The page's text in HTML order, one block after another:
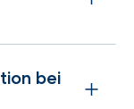
bei